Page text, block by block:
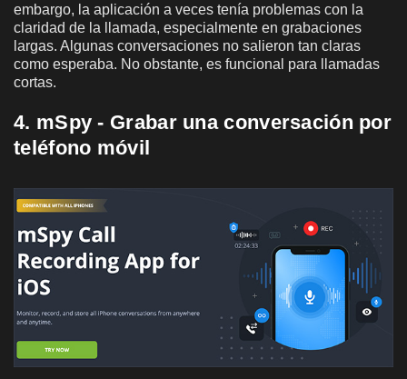
embargo, la aplicación a veces tenía problemas con la
claridad de la llamada, especialmente en grabaciones
largas. Algunas conversaciones no salieron tan claras
como esperaba. No obstante, es funcional para llamadas
cortas.
4. mSpy - Grabar una conversación por
teléfono móvil